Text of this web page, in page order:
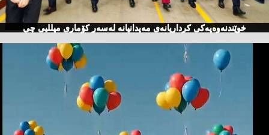
خوێندنەوەیەكی كرداریانەی مەیدانیانە لەسەر كۆماری میللیی چی